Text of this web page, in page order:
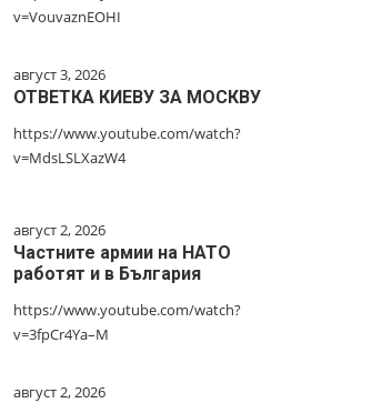
v=VouvaznEOHI
август 3, 2026
ОТВЕТКА КИЕВУ ЗА МОСКВУ
https://www.youtube.com/watch?
v=MdsLSLXazW4
август 2, 2026
Частните армии на НАТО
работят и в България
https://www.youtube.com/watch?
v=3fpCr4Ya–M
август 2, 2026